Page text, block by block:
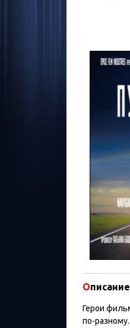
О
Герои
по-разному.